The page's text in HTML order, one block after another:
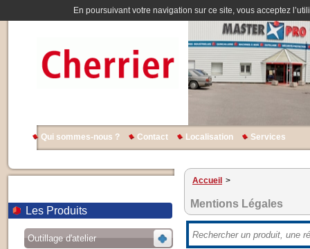
En poursuivant votre navigation sur ce site, vous acceptez
Qui sommes-nous ? Contact Localisation Services
Les Produits
Outillage d'atelier
Accueil >
Mentions Légales